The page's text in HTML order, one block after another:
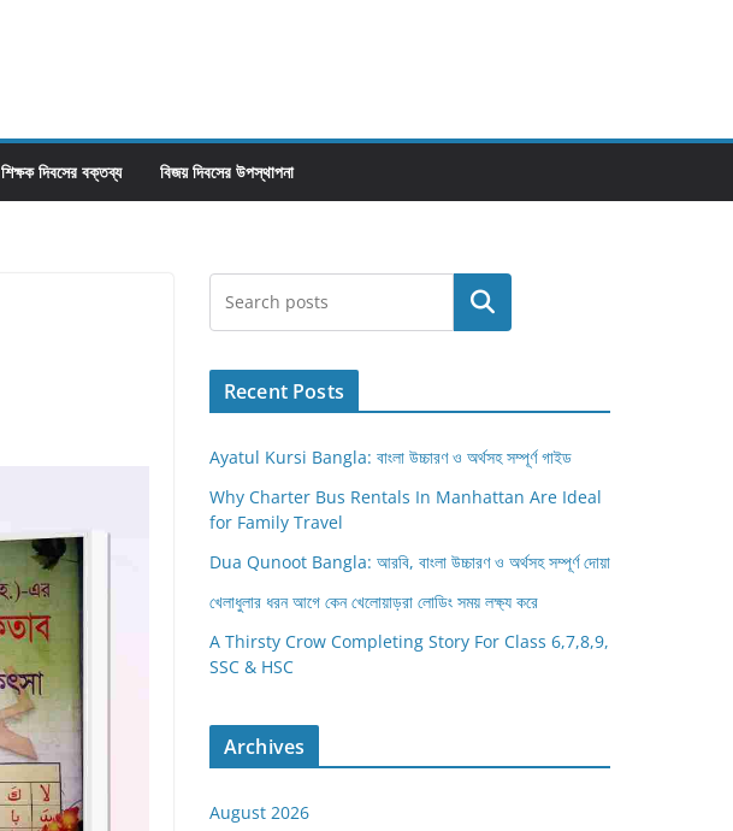
শিক্ষক দিবসের বক্তব্য বিজয় দিবসের উপস্থাপনা
Search
Recent Posts
Ayatul Kursi Bangla: বাংলা উচ্চারণ ও অর্থসহ সম্পূর্ণ গাইড
Why Charter Bus Rentals In Manhattan Are Ideal
for Family Travel
Dua Qunoot Bangla: আরবি, বাংলা উচ্চারণ ও অর্থসহ সম্পূর্ণ দোয়া
খেলাধুলার ধরন আগে কেন খেলোয়াড়রা লোডিং সময় লক্ষ্য করে
A Thirsty Crow Completing Story For Class 6,7,8,9,
SSC & HSC
Archives
August 2026